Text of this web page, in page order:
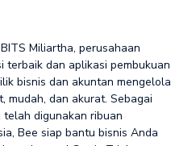
Miliartha, perusahaan
dan aplikasi pembukuan
bisnis dan akuntan mengelola
mudah, dan akurat. Sebagai
telah digunakan ribuan
Bee siap bantu bisnis Anda